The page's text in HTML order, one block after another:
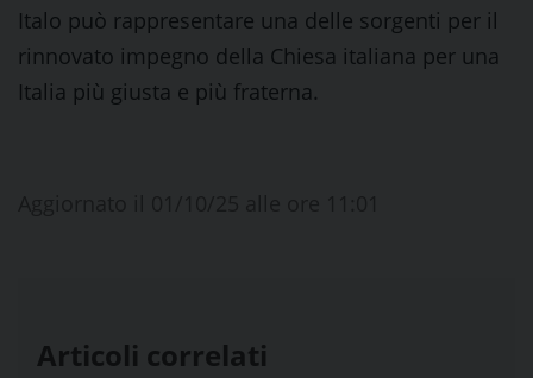
Italo può rappresentare una delle sorgenti per il
rinnovato impegno della Chiesa italiana per una
Italia più giusta e più fraterna.
Articoli correlati